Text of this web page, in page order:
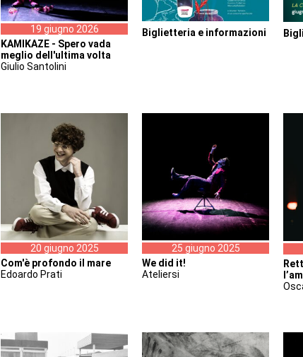
19 giugno 2026
KAMIKAZE - Spero vada
meglio dell'ultima volta
Giulio Santolini
Biglietteria e informazioni
20 giugno 2025
Com'è profondo il mare
Edoardo Prati
25 giugno 2025
We did it!
Ateliersi